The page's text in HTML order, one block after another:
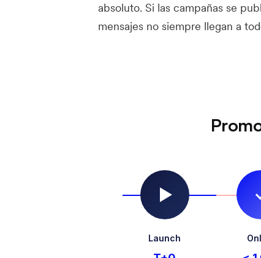
absoluto. Si las campañas se
mensajes no siempre llegan a
Launch